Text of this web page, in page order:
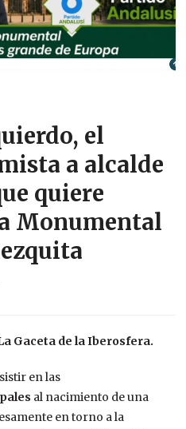
el
a alcalde
quiere
Monumental
Gaceta de la Iberosfera.
en las
al nacimiento de una
en torno a la